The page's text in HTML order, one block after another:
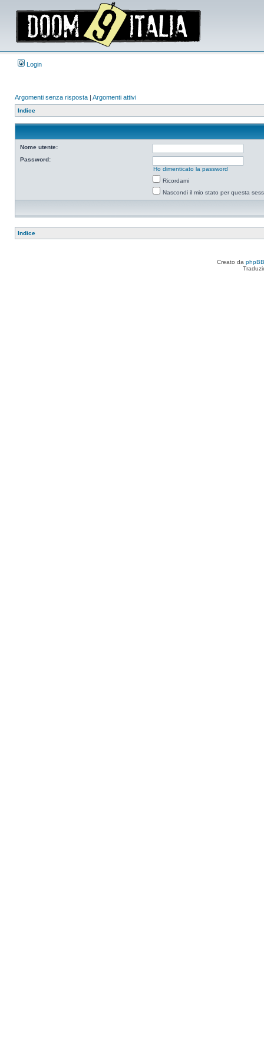
Login
Argomenti senza risposta | Argomenti attivi
Indice
Nome utente:
Password:
Ho dimenticato la password
Ricordami
Nascondi il mio stato per questa
Indice
Creato da phpBB